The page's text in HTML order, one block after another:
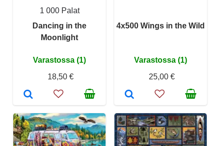
1 000 Palat
Dancing in the
Moonlight
Varastossa (1)
18,50 €
4x500 Wings in the Wild
Varastossa (1)
25,00 €